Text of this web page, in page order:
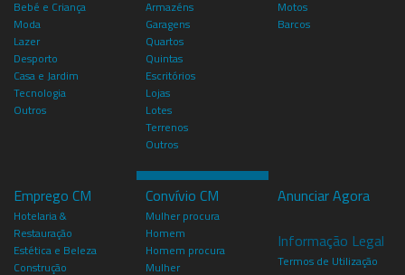
Bebé e Criança
Moda
Lazer
Desporto
Casa e Jardim
Tecnologia
Outros
Armazéns
Garagens
Quartos
Quintas
Escritórios
Lojas
Lotes
Terrenos
Outros
Motos
Barcos
Emprego CM
Hotelaria &
Restauração
Estética e Beleza
Construção
Convívio CM
Mulher procura
Homem
Homem procura
Mulher
Anunciar Agora
Informação Legal
Termos de Utilização